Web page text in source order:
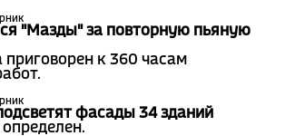
"Мазды" за повторную пьяную
к 360 часам
фасады 34 зданий